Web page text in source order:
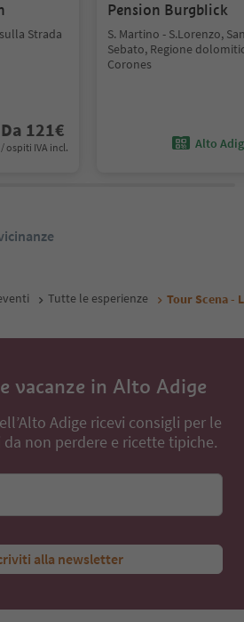
Strada
Da 121€
ospiti IVA incl.
Pension Burgblick
S. Martino - S.Lorenzo,
Sebato, Regione
Corones
Alto
Tutte le esperienze Tour Scena -
vacanze in Alto Adige
Adige ricevi consigli per le
non perdere e ricette tipiche.
alla newsletter